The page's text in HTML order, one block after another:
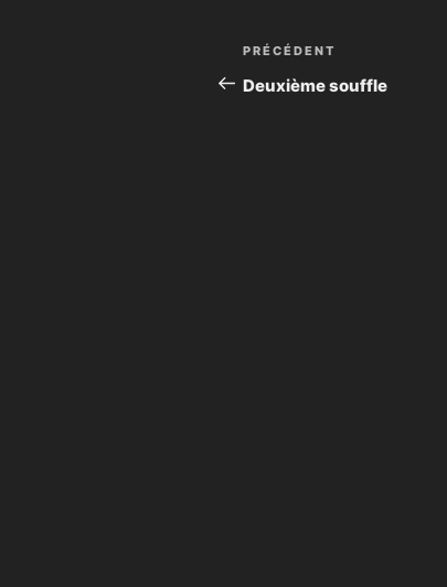
Navigation
de
Article
précédent
PRÉCÉDENT
Deuxième souffle